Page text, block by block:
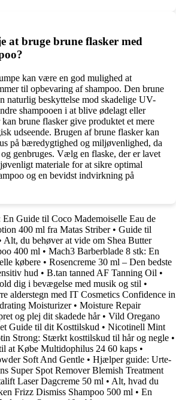
at bruge brune flasker med
kan være en god mulighed at
til opbevaring af shampoo. Den brune
naturlig beskyttelse mod skadelige UV-
shampooen i at blive ødelagt eller
brune flasker give produktet et mere
udseende. Brugen af ​​brune flasker kan
på bæredygtighed og miljøvenlighed, da
genbruges. Vælg en flaske, der er lavet
materiale for at sikre optimal
og en bevidst indvirkning på
En Guide til Coco Mademoiselle Eau de
400 ml fra Matas Striber• Guide til
Alt, du behøver at vide om Shea Butter
400 ml • Mach3 Barberblade 8 stk: En
købere • Rosencreme 30 ml – Den bedste
hud • B.tan tanned AF Tanning Oil •
dig i bevægelse med musik og stil •
alderstegn med IT Cosmetics Confidence in
Moisturizer• Moisture Repair
og plej dit skadede hår• Vild Oregano
Guide til dit Kosttilskud • Nicotinell Mint
Strong: Stærkt kosttilskud til hår og negle •
at Købe Multidophilus 24 60 kaps •
Soft And Gentle • Hjælper guide: Urte-
Super Spot Remover Blemish Treatment
Laser Dagcreme 50 ml • Alt, hvad du
Frizz Dismiss Shampoo 500 ml • En